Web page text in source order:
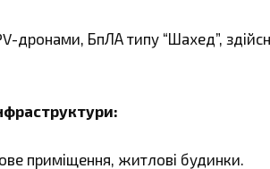
дронами, БпЛА типу “Шахед”,
приміщення, житлові будинки.